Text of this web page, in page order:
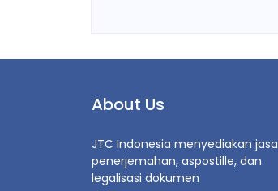
About Us
JTC Indonesia menyediakan jasa
penerjemahan, aspostille, dan
legalisasi dokumen